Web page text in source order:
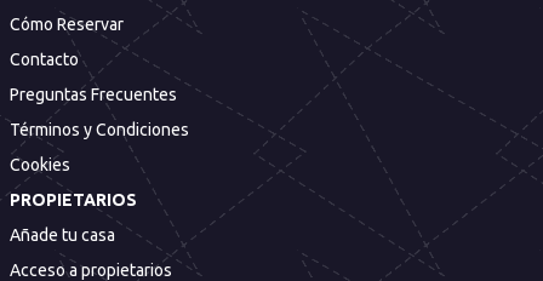
Cómo Reservar
Contacto
Preguntas Frecuentes
Términos y Condiciones
Cookies
PROPIETARIOS
Añade tu casa
Acceso a propietarios